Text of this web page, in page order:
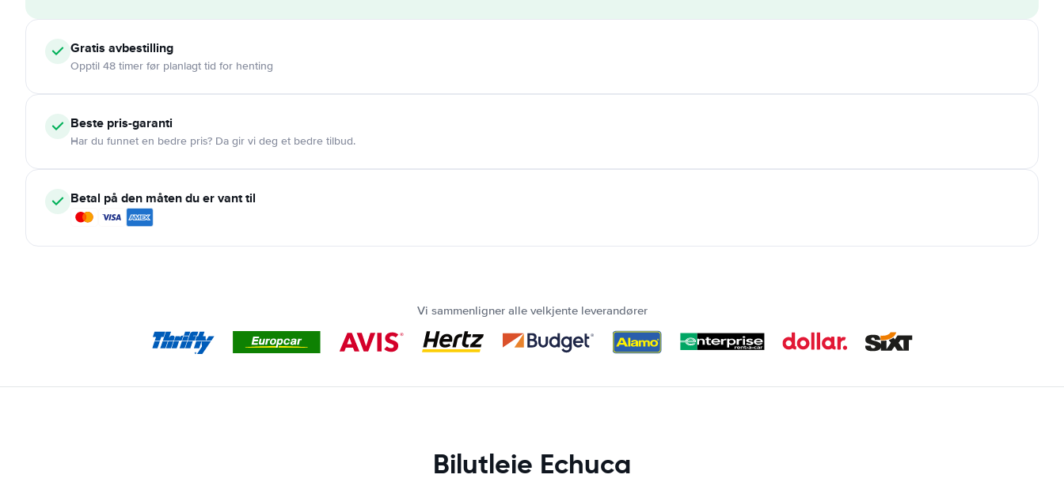
Gratis avbestilling
Opptil 48 timer før planlagt tid for henting
Beste pris-garanti
Har du funnet en bedre pris? Da gir vi deg et bedre tilbud.
Betal på den måten du er vant til
Vi sammenligner alle velkjente leverandører
Bilutleie Echuca